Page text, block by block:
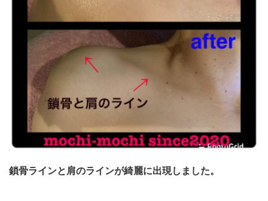
鎖骨ラインと肩のラインが綺麗に出現しました。